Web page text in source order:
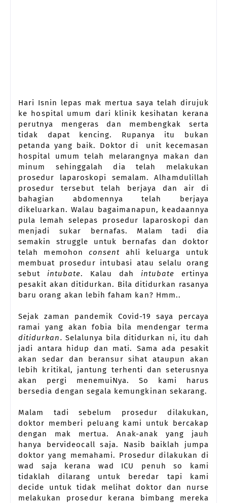
Hari Isnin lepas mak mertua saya telah dirujuk
ke hospital umum dari klinik kesihatan kerana
perutnya mengeras dan membengkak serta
tidak dapat kencing. Rupanya itu bukan
petanda yang baik. Doktor di unit kecemasan
hospital umum telah melarangnya makan dan
minum sehinggalah dia telah melakukan
prosedur laparoskopi semalam. Alhamdulillah
prosedur tersebut telah berjaya dan air di
bahagian abdomennya telah berjaya
dikeluarkan. Walau bagaimanapun, keadaannya
pula lemah selepas prosedur laparoskopi dan
menjadi sukar bernafas. Malam tadi dia
semakin struggle untuk bernafas dan doktor
telah memohonconsent ahli keluarga untuk
membuat prosedur intubasi atau selalu orang
sebut intubate. Kalau dah intubate ertinya
pesakit akan ditidurkan. Bila ditidurkan rasanya
baru orang akan lebih faham kan? Hmm..
Sejak zaman pandemik Covid-19 saya percaya
ramai yang akan fobia bila mendengar terma
ditidurkan.Selalunya bila ditidurkan ni, itu dah
jadi antara hidup dan mati. Sama ada pesakit
akan sedar dan beransur sihat ataupun akan
lebih kritikal, jantung terhenti dan seterusnya
akan pergi menemuiNya. So kami harus
bersedia dengan segala kemungkinan sekarang.
Malam tadi sebelum prosedur dilakukan,
doktor memberi peluang kami untuk bercakap
dengan mak mertua. Anak-anak yang jauh
hanya bervideocall saja. Nasib baiklah jumpa
doktor yang memahami. Prosedur dilakukan di
wad saja kerana wad ICU penuh so kami
tidaklah dilarang untuk beredar tapi kami
decide untuk tidak melihat doktor dan nurse
melakukan prosedur kerana bimbang mereka